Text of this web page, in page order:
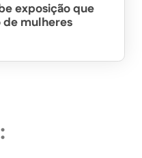
exposição que
de mulheres